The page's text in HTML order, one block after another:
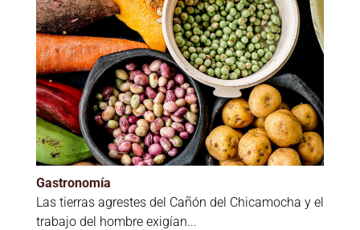
Gastronomía
Las tierras agrestes del Cañón del Chicamocha y el
trabajo del hombre exigían...